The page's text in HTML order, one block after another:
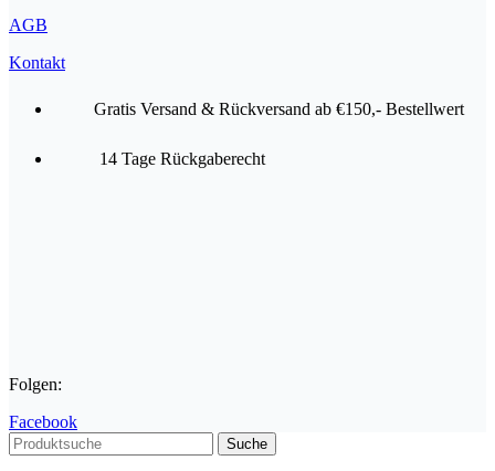
AGB
Kontakt
Gratis Versand & Rückversand ab €150,- Bestellwert
14 Tage Rückgaberecht
Folgen:
Facebook
Suche